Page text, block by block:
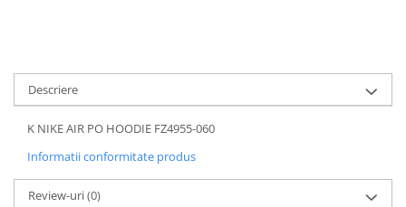
Descriere
K NIKE AIR PO HOODIE FZ4955-060
Informatii conformitate produs
Review-uri(0)